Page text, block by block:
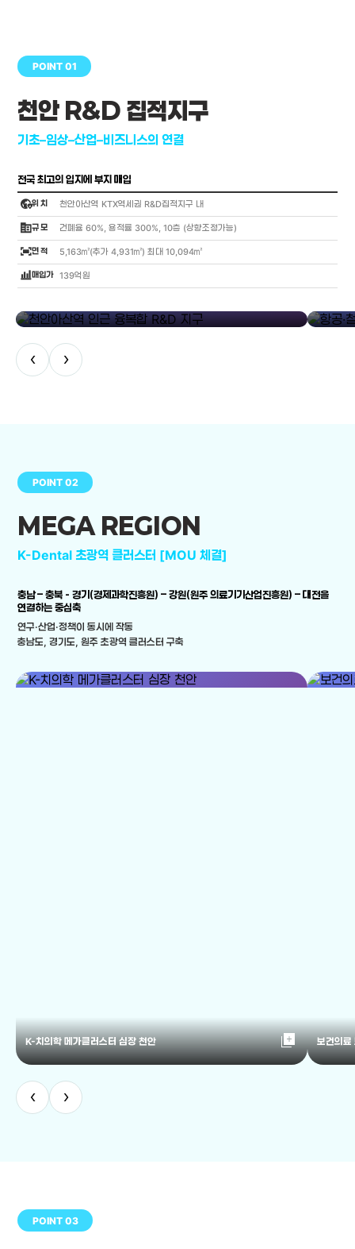
POINT 01
천안 R&D 집적지구
기초–임상–산업–비즈니스의 연결
전국 최고의 입지에 부지 매입
globe_location_pin위 치 천안아산역 KTX역세권 R&D집적지구 내
corporate_fare규 모 건폐율 60%, 용적률 300%, 10층 (상향조정가능)
fit_screen면 적 5,163㎡(추가 4,931㎡) 최대 10,094㎡
bar_chart_4_bars매입가 139억원
‹ ›
POINT 02
MEGA REGION
K-Dental 초광역 클러스터 [MOU 체결]
충남 – 충북 - 경기(경제과학진흥원) – 강원(원주 의료기기산업진흥원) – 대전을
연결하는 중심축
연구·산업·정책이 동시에 작동
충남도, 경기도, 원주 초광역 클러스터 구축
K-치의학 메가클러스터 심장 천안 library_add 보건의료
‹ ›
POINT 03